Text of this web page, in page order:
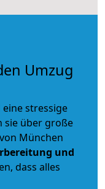
Umzug
stressige
sie über große
München
und
dass alles